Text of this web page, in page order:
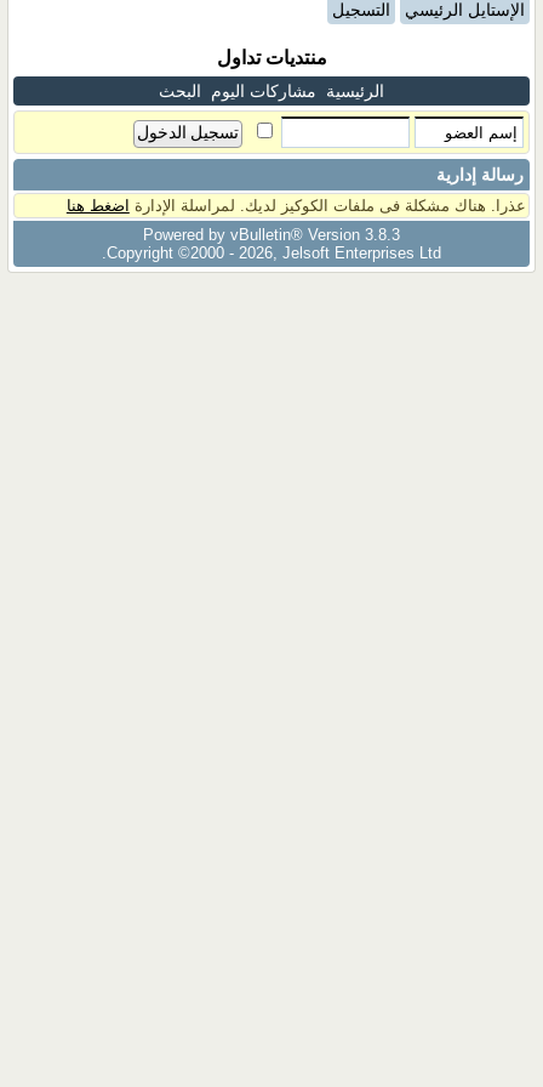
الإستايل الرئيسي التسجيل
منتديات تداول
الرئيسية مشاركات اليوم البحث
رسالة إدارية
عذرا. هناك مشكلة فى ملفات الكوكيز لديك. لمراسلة الإدارة اضغط هنا
Powered by vBulletin® Version 3.8.3
Copyright ©2000 - 2026, Jelsoft Enterprises Ltd.